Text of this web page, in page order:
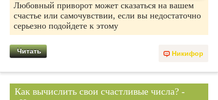
Любовный приворот может сказаться на вашем
счастье или самочувствии, если вы недостаточно
серьезно подойдете к этому
Никифор
Читать
Как вычислить свои счастливые числа? -